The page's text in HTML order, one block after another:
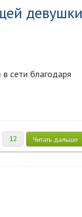
девушки
сети благодаря
12 Читать дальше